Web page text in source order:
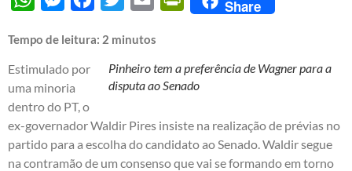
Share
Tempo de leitura: 2 minutos
Pinheiro tem a preferência de Wagner para a
disputa ao Senado
Estimulado por
uma minoria
dentro do PT, o
ex-governador Waldir Pires insiste na realização de prévias no
partido para a escolha do candidato ao Senado. Waldir segue
na contramão de um consenso que vai se formando em torno